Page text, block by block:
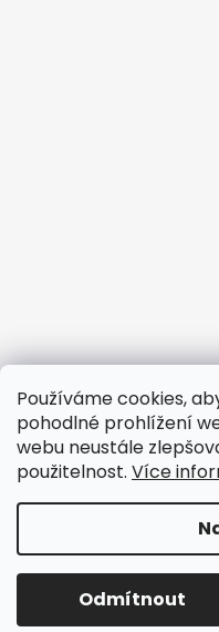
Používáme cookies,
pohodlné prohlížení
webu neustále
použitelnost. Více
Odmítnout
Obchodní podmínky
Podmínky ochrany
Doprava
Copyright 2026
Upravit